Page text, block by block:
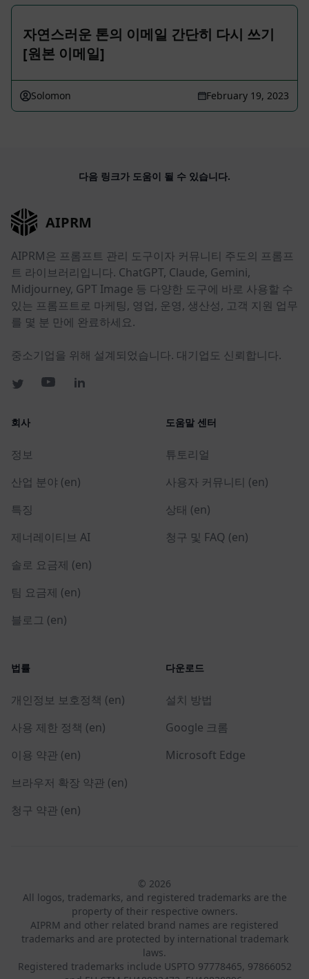
자연스러운 톤의 이메일 간단히 다시 쓰기
[원본 이메일]
Solomon February 19, 2023
다음 링크가 도움이 될 수 있습니다.
AIPRM
AIPRM은 프롬프트 관리 도구이자 커뮤니티 주도의 프롬프
트 라이브러리입니다. ChatGPT, Claude, Gemini,
Midjourney, GPT Image 등 다양한 도구에 바로 사용할 수
있는 프롬프트로 마케팅, 영업, 운영, 생산성, 고객 지원 업무
를 몇 분 만에 완료하세요.
중소기업을 위해 설계되었습니다. 대기업도 신뢰합니다.
회사
정보
산업 분야 (en)
특징
제너레이티브 AI
솔로 요금제 (en)
팀 요금제 (en)
블로그 (en)
도움말 센터
튜토리얼
사용자 커뮤니티 (en)
상태 (en)
청구 및 FAQ (en)
법률
개인정보 보호정책 (en)
사용 제한 정책 (en)
이용 약관 (en)
브라우저 확장 약관 (en)
청구 약관 (en)
다운로드
설치 방법
Google 크롬
Microsoft Edge
© 2026
All logos, trademarks, and registered trademarks are the
property of their respective owners.
AIPRM and other related brand names are registered
trademarks and are protected by international trademark
laws.
Registered trademarks include USPTO 97778465, 97866052